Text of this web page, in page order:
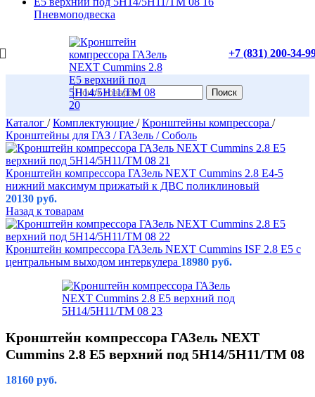
Пневмоподвеска
+7 (831) 200-34-
Поиск
Каталог / Комплектующие / Кронштейны компрессора /
Кронштейны для ГАЗ / ГАЗель / Соболь
Кронштейн компрессора ГАЗель NEXT Cummins 2.8 E4-5
нижний максимум прижатый к ДВС поликлиновый
20130 руб.
Назад к товарам
Кронштейн компрессора ГАЗель NEXT Cummins ISF 2.8 Е5 с
центральным выходом интеркулера 18980 руб.
Кронштейн компрессора ГАЗель NEXT
Cummins 2.8 Е5 верхний под 5H14/5Н11/ТМ 08
18160 руб.